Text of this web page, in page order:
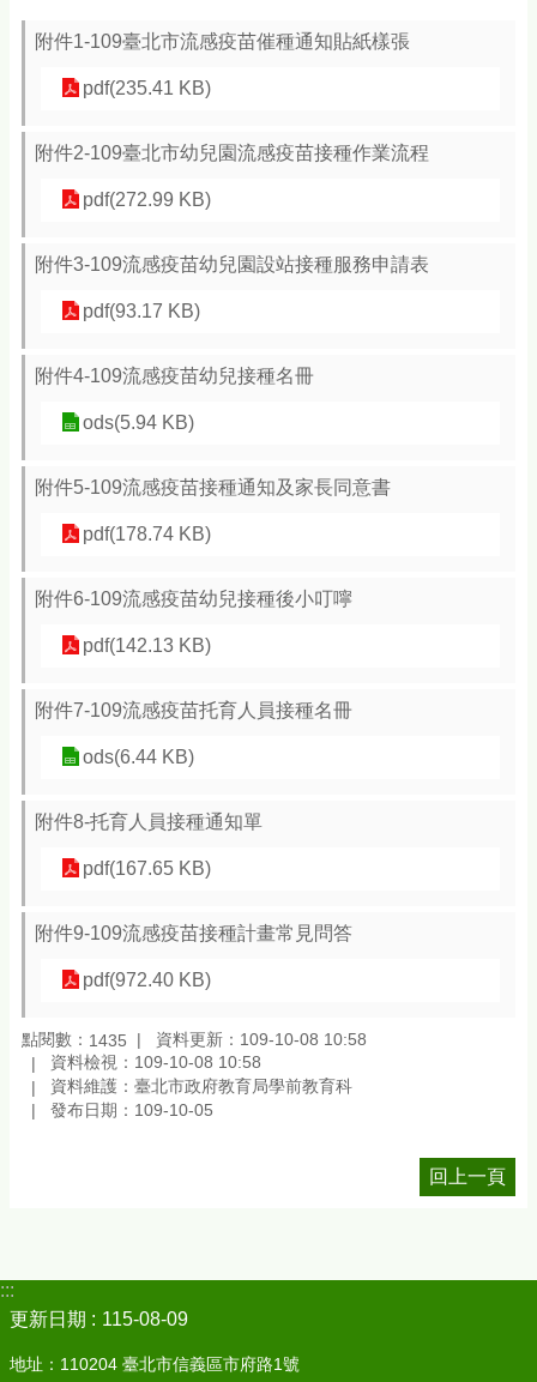
附件1-109臺北市流感疫苗催種通知貼紙樣張
pdf(235.41 KB)
附件2-109臺北市幼兒園流感疫苗接種作業流程
pdf(272.99 KB)
附件3-109流感疫苗幼兒園設站接種服務申請表
pdf(93.17 KB)
附件4-109流感疫苗幼兒接種名冊
ods(5.94 KB)
附件5-109流感疫苗接種通知及家長同意書
pdf(178.74 KB)
附件6-109流感疫苗幼兒接種後小叮嚀
pdf(142.13 KB)
附件7-109流感疫苗托育人員接種名冊
ods(6.44 KB)
附件8-托育人員接種通知單
pdf(167.65 KB)
附件9-109流感疫苗接種計畫常見問答
pdf(972.40 KB)
點閱數： 1435
資料更新：109-10-08 10:58
資料檢視：109-10-08 10:58
資料維護：臺北市政府教育局學前教育科
發布日期：109-10-05
回上一頁
:::
更新日期
115-08-09
地址：110204 臺北市信義區市府路1號